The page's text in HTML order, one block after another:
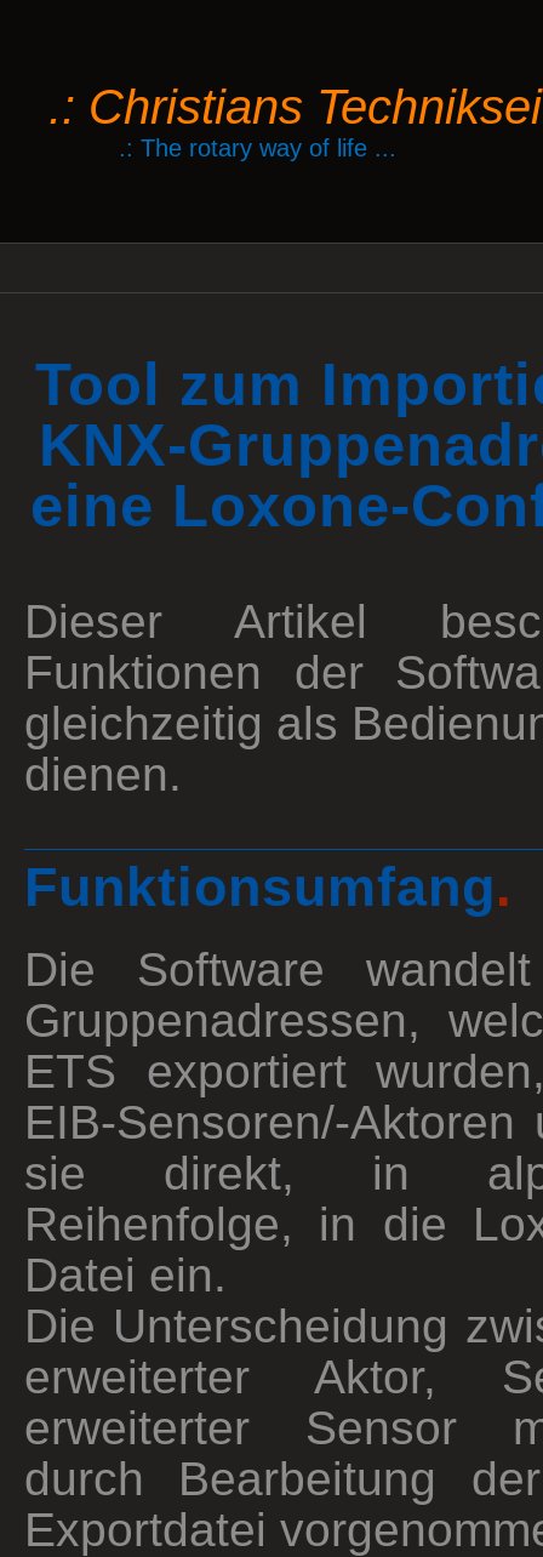
.: Christians
.: The rotary way of life ...
Tool zum
KNX-
eine Loxone-
Dieser Artikel
Funktionen der
gleichzeitig als
dienen.
Funktionsumfang.
Die Software
Gruppenadressen,
ETS exportiert
EIB-Sensoren/-
sie direkt, in
Reihenfolge, in die
Datei ein.
Die Unterscheidung
erweiterter Aktor,
erweiterter Sensor
durch Bearbeitung
Exportdatei